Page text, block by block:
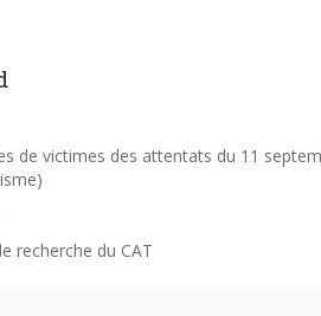
victimes des attentats du 11
recherche du CAT